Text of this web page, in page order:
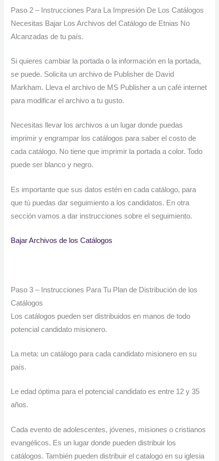
Paso 2 – Instrucciones Para La Impresión De Los Catálogos
Necesitas Bajar Los Archivos del Catálogo de Etnias No
Alcanzadas de tu país.
Si quieres cambiar la portada o la información en la portada,
se puede. Solicita un archivo de Publisher de David
Markham. Lleva el archivo de MS Publisher a un café internet
para modificar el archivo a tu gusto.
Necesitas llevar los archivos a un lugar donde puedas
imprimir y engrampar los catálogos para saber el costo de
cada catálogo. No tiene que imprimir la portada a color. Todo
puede ser blanco y negro.
Es importante que sus datos estén en cada catálogo, para
que tú puedas dar seguimiento a los candidatos. En otra
sección vamos a dar instrucciones sobre el seguimiento.
Bajar Archivos de los Catálogos
Paso 3 – Instrucciones Para Tu Plan de Distribución de los
Catálogos
Los catálogos pueden ser distribuidos en manos de todo
potencial candidato misionero.
La meta: un catálogo para cada candidato misionero en su
país.
Le edad óptima para el potencial candidato es entre 12 y 35
años.
Cada evento de adolescentes, jóvenes, misiones o cristianos
evangélicos. Es un lugar donde pueden distribuir los
catálogos. También pueden distribuir el catalogo en su iglesia